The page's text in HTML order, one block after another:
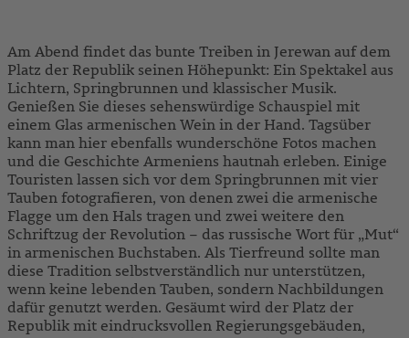
Am Abend findet das bunte Treiben in Jerewan auf dem
Platz der Republik seinen Höhepunkt: Ein Spektakel aus
Lichtern, Springbrunnen und klassischer Musik.
Genießen Sie dieses sehenswürdige Schauspiel mit
einem Glas armenischen Wein in der Hand. Tagsüber
kann man hier ebenfalls wunderschöne Fotos machen
und die Geschichte Armeniens hautnah erleben. Einige
Touristen lassen sich vor dem Springbrunnen mit vier
Tauben fotografieren, von denen zwei die armenische
Flagge um den Hals tragen und zwei weitere den
Schriftzug der Revolution – das russische Wort für „Mut“
in armenischen Buchstaben. Als Tierfreund sollte man
diese Tradition selbstverständlich nur unterstützen,
wenn keine lebenden Tauben, sondern Nachbildungen
dafür genutzt werden. Gesäumt wird der Platz der
Republik mit eindrucksvollen Regierungsgebäuden,